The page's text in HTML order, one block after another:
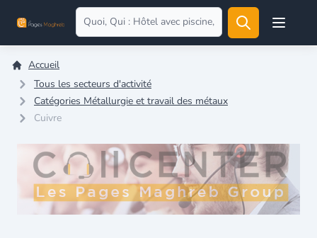
Open
Accueil
Tous les secteurs d'activité
Catégories Métallurgie et travail des métaux
Cuivre